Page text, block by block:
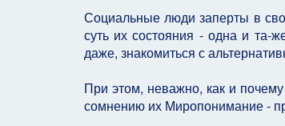
Социальные люди заперты в
суть их состояния - одна и та-
даже, знакомиться с
При этом, неважно, как и
сомнению их Миропонимание -